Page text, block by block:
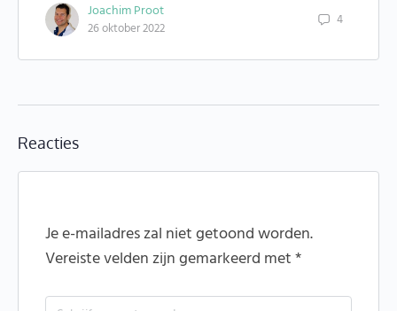
Joachim Proot
26 oktober 2022 4
Reacties
Je e-mailadres zal niet getoond worden.
Vereiste velden zijn gemarkeerd met*